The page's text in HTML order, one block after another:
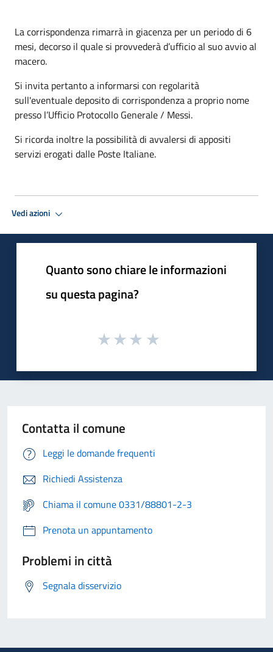
La corrispondenza rimarrà in giacenza per un periodo di 6
mesi, decorso il quale si provvederà d’ufficio al suo avvio al
macero.
Si invita pertanto a informarsi con regolarità
sull'eventuale deposito di corrispondenza a proprio nome
presso l’Ufficio Protocollo Generale / Messi.
Si ricorda inoltre la possibilità di avvalersi di appositi
servizi erogati dalle Poste Italiane.
Vedi azioni
Quanto sono chiare le informazioni
su questa pagina?
Contatta il comune
Leggi le domande frequenti
Richiedi Assistenza
Chiama il comune 0331/88801-2-3
Prenota un appuntamento
Problemi in città
Segnala disservizio